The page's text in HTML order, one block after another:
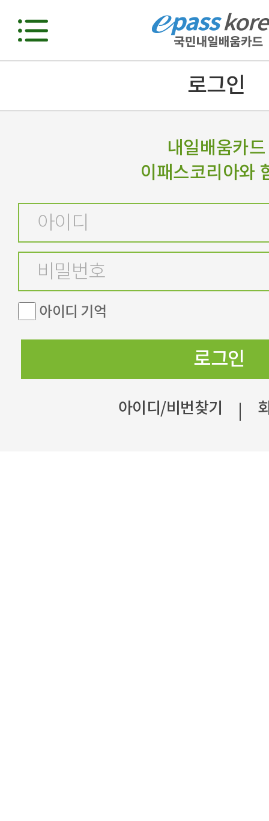
로그인
내일배움카드
이패스코리아와
아이디 기억
로그인
아이디/비번찾기